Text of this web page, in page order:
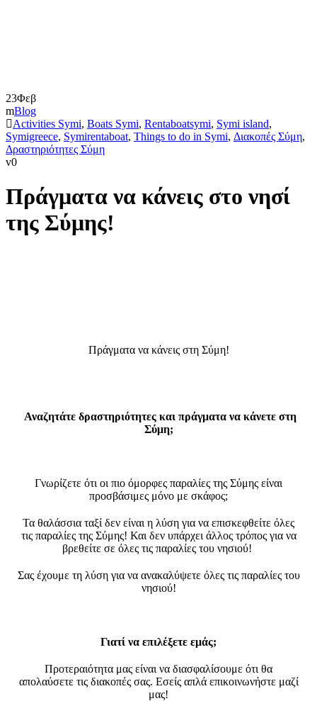
23Φεβ
Blog
Activities Symi, Boats Symi, Rentaboatsymi, Symi island,
Symigreece, Symirentaboat, Things to do in Symi, Διακοπές Σύμη,
Δραστηριότητες Σύμη
0
Πράγματα να κάνεις στο νησί
της Σύμης!
Πράγματα να κάνεις στη Σύμη!
Αναζητάτε δραστηριότητες και πράγματα να κάνετε στη
Σύμη;
Γνωρίζετε ότι οι πιο όμορφες παραλίες της Σύμης είναι
προσβάσιμες μόνο με σκάφος;
Τα θαλάσσια ταξί δεν είναι η λύση για να επισκεφθείτε όλες
τις παραλίες της Σύμης! Και δεν υπάρχει άλλος τρόπος για να
βρεθείτε σε όλες τις παραλίες του νησιού!
Σας έχουμε τη λύση για να ανακαλύψετε όλες τις παραλίες του
νησιού!
Γιατί να επιλέξετε εμάς;
Προτεραιότητα μας είναι να διασφαλίσουμε ότι θα
απολαύσετε τις διακοπές σας. Εσείς απλά επικοινωνήστε μαζί
μας!